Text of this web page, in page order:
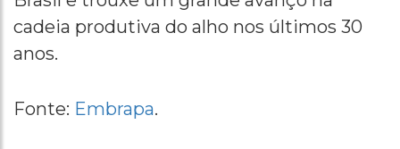
cadeia produtiva do alho nos últimos 30
anos.
Fonte: Embrapa.